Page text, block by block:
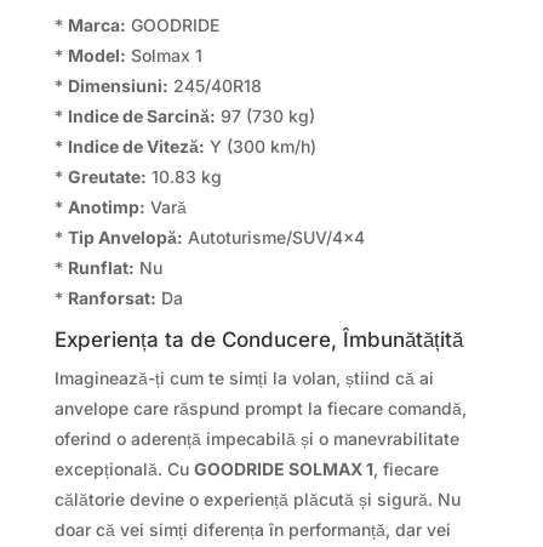
* Marca: GOODRIDE
* Model: Solmax 1
* Dimensiuni: 245/40R18
* Indice de Sarcină: 97 (730 kg)
* Indice de Viteză: Y (300 km/h)
* Greutate: 10.83 kg
* Anotimp: Vară
* Tip Anvelopă: Autoturisme/SUV/4×4
* Runflat: Nu
* Ranforsat: Da
Experiența ta de Conducere, Îmbunătățită
Imaginează-ți cum te simți la volan, știind că ai
anvelope care răspund prompt la fiecare comandă,
oferind o aderență impecabilă și o manevrabilitate
excepțională. Cu GOODRIDE SOLMAX 1, fiecare
călătorie devine o experiență plăcută și sigură. Nu
doar că vei simți diferența în performanță, dar vei